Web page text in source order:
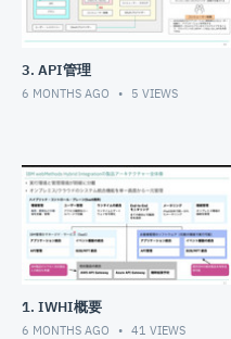
3. API管理
6 MONTHS AGO 5 VIEWS
1. IWHI概要
6 MONTHS AGO 41 VIEWS